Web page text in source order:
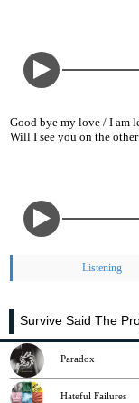
Good bye my love / I am
Will I see you on the
Listening
Survive Said The
Paradox
Hateful Failures